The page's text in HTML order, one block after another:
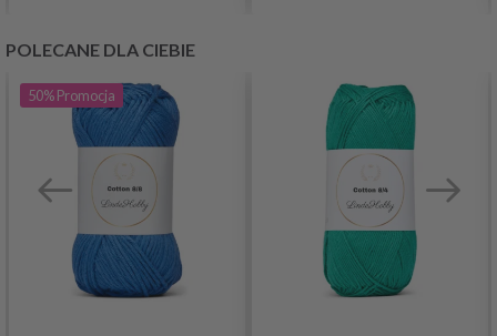
POLECANE DLA CIEBIE
50%Promocja